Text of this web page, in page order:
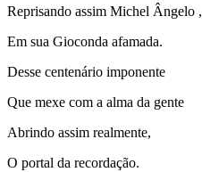
Reprisando assim Michel Ângelo ,
Em sua Gioconda afamada.
Desse centenário imponente
Que mexe com a alma da gente
Abrindo assim realmente,
O portal da recordação.